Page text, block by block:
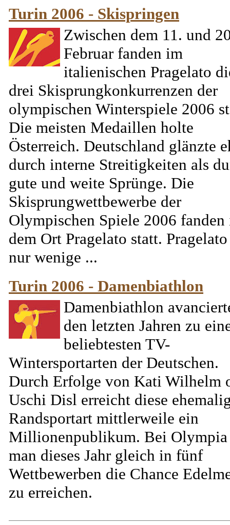
Turin 2006 - Skispringen
Zwischen dem 11. und
Februar fanden im
italienischen Pragelato
drei Skisprungkonkurrenzen der
olympischen Winterspiele 2006
Die meisten Medaillen holte
Österreich. Deutschland glänzte
durch interne Streitigkeiten als
gute und weite Sprünge. Die
Skisprungwettbewerbe der
Olympischen Spiele 2006 fanden
dem Ort Pragelato statt.
nur wenige ...
Turin 2006 - Damenbiathlon
Damenbiathlon
den letzten Jahren zu
beliebtesten TV-
Wintersportarten der Deutschen.
Durch Erfolge von Kati Wilhelm
Uschi Disl erreicht diese
Randsportart mittlerweile ein
Millionenpublikum. Bei Olympia
man dieses Jahr gleich in fünf
Wettbewerben die Chance
zu erreichen.